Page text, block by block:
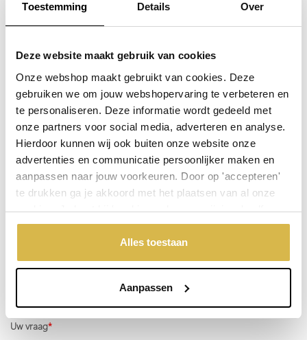
Toestemming Details Over
Deze website maakt gebruik van cookies
Onze webshop maakt gebruikt van cookies. Deze
gebruiken we om jouw webshopervaring te verbeteren en
te personaliseren. Deze informatie wordt gedeeld met
onze partners voor social media, adverteren en analyse.
Hierdoor kunnen wij ook buiten onze website onze
advertenties en communicatie persoonlijker maken en
aanpassen naar jouw voorkeuren. Door op 'accepteren'
te drukken ga je akkoord met het plaatsen van al onze
cookies. Je kunt bij 'cookievoorkeuren wijzigen' zelf
aangeven welke cookies jouw akkoord krijgen. En door te
'weigeren' worden alleen de functionele cookies
geplaatst. Bekijk onze cookieverklaring voor meer
Alles toestaan
Aanpassen
Doordeweeks voor 13.00 uur besteld, de volgende werkdag
De aangegeven prijs is incl. Verzendkosten.
Garantie:
Niet goed, geld terug
Stel een vraag over dit product
Uw naam
Uw vraag